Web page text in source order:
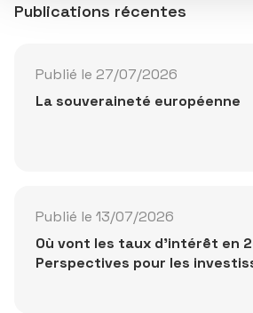
Publications récentes
Publié le 27/07/2026
La souveraineté européenne
Publié le 13/07/2026
Où vont les taux d'intérêt en
Perspectives pour les